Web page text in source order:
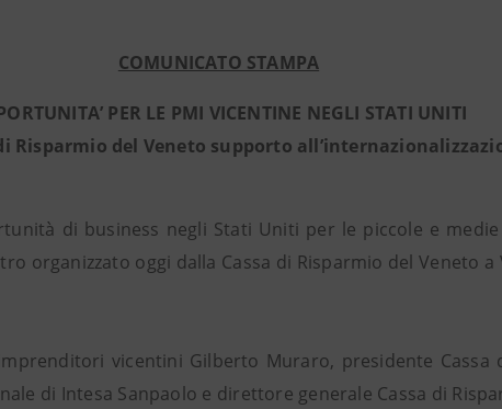
COMUNICATO STAMPA
PER LE PMI VICENTINE NEGLI STATI UNITI
Risparmio del Veneto supporto
di business negli Stati Uniti per le piccole e
organizzato oggi dalla Cassa di Risparmio del Veneto a
vicentini Gilberto Muraro, presidente Cassa
di Intesa Sanpaolo e direttore generale Cassa di